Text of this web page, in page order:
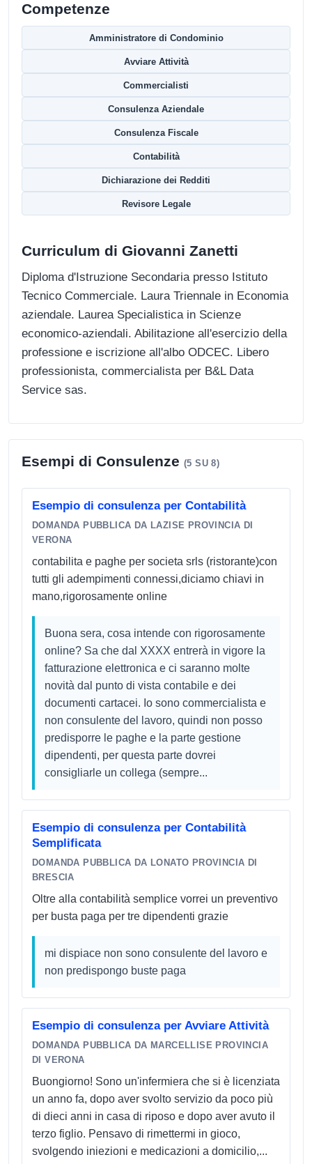
Competenze
Amministratore di Condominio
Avviare Attività
Commercialisti
Consulenza Aziendale
Consulenza Fiscale
Contabilità
Dichiarazione dei Redditi
Revisore Legale
Curriculum di Giovanni Zanetti
Diploma d'Istruzione Secondaria presso Istituto
Tecnico Commerciale. Laura Triennale in Economia
aziendale. Laurea Specialistica in Scienze
economico-aziendali. Abilitazione all'esercizio della
professione e iscrizione all'albo ODCEC. Libero
professionista, commercialista per B&L Data
Service sas.
Esempi di Consulenze (5 SU 8)
Esempio di consulenza per Contabilità
DOMANDA PUBBLICA DA LAZISE PROVINCIA DI
VERONA
contabilita e paghe per societa srls (ristorante)con
tutti gli adempimenti connessi,diciamo chiavi in
mano,rigorosamente online
Buona sera, cosa intende con rigorosamente
online? Sa che dal XXXX entrerà in vigore la
fatturazione elettronica e ci saranno molte
novità dal punto di vista contabile e dei
documenti cartacei. Io sono commercialista e
non consulente del lavoro, quindi non posso
predisporre le paghe e la parte gestione
dipendenti, per questa parte dovrei
consigliarle un collega (sempre...
Esempio di consulenza per Contabilità
Semplificata
DOMANDA PUBBLICA DA LONATO PROVINCIA DI
BRESCIA
Oltre alla contabilità semplice vorrei un preventivo
per busta paga per tre dipendenti grazie
mi dispiace non sono consulente del lavoro e
non predispongo buste paga
Esempio di consulenza per Avviare Attività
DOMANDA PUBBLICA DA MARCELLISE PROVINCIA
DI VERONA
Buongiorno! Sono un'infermiera che si è licenziata
un anno fa, dopo aver svolto servizio da poco più
di dieci anni in casa di riposo e dopo aver avuto il
terzo figlio. Pensavo di rimettermi in gioco,
svolgendo iniezioni e medicazioni a domicilio,...